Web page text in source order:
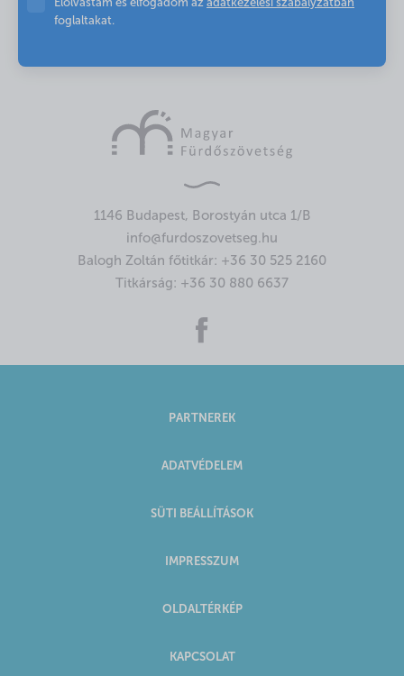
Elolvastam és elfogadom az adatkezelési szabályzatban
foglaltakat.
1146 Budapest, Borostyán utca 1/B
info@furdoszovetseg.hu
Balogh Zoltán főtitkár: +36 30 525 2160
Titkárság: +36 30 880 6637
PARTNEREK
ADATVÉDELEM
SÜTI BEÁLLÍTÁSOK
IMPRESSZUM
OLDALTÉRKÉP
KAPCSOLAT